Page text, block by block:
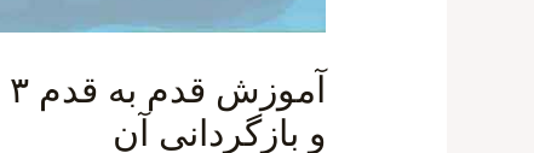
و بازگردانی آن